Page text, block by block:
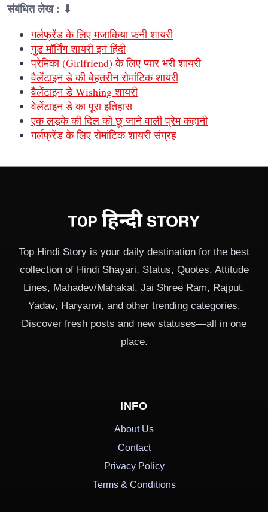
संबंधित लेख : ⬇
गर्लफ्रेंड के लिए मजाकिया फनी शायरी
गुड मॉर्निंग शायरी इन हिंदी
प्रेमिका (Girlfriend) के लिए प्यार भरी शायरी
वैलेंटाइन डे की बेहतरीन रोमांटिक शायरी
वैलेंटाइन डे Wishing शायरी
वेलेंटाइन डे का पूरा इतिहास
एक लड़के की दिल को छू जाने वाली प्रेम कहानी
गर्लफ्रेंड के लिए रोमांटिक शायरी संग्रह
Top Hindi Story is your daily destination for the best
collection of Hindi Shayari, Status, Quotes, Attitude
Lines, Mahadev/Mahakal, Jai Shree Ram, Rajput,
Yadav, Haryanvi, and other trending categories.
Discover fresh posts and new statuses—all in one
place.
INFO
About Us
Contact
Privacy Policy
Terms & Conditions